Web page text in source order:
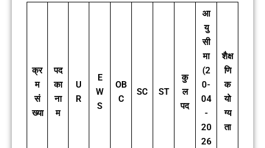
क्र
म
सं
ख्या
पद
का
ना
म
U
R
E
W
S
OB
C
SC ST
कु
ल
पद
आ
यु
सी
मा
(2
0-
04
-
20
26
शैक्ष
णि
क
यो
ग्य
ता